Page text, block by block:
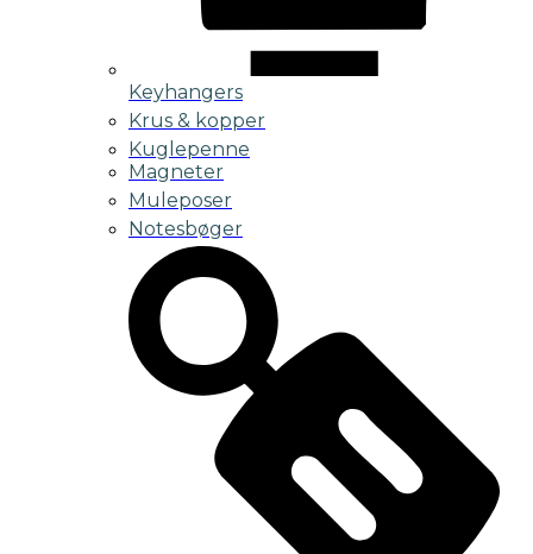
Keyhangers
Krus & kopper
Kuglepenne
Magneter
Muleposer
Notesbøger